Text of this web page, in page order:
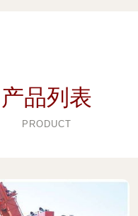
产品列表
PRODUCT